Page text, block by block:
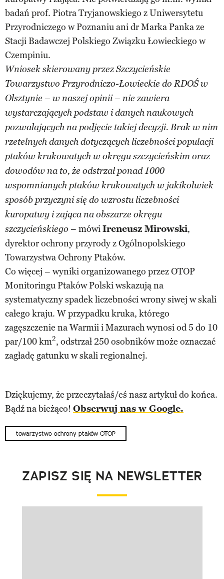
badań prof. Piotra Tryjanowskiego z Uniwersytetu
Przyrodniczego w Poznaniu ani dr Marka Panka ze
Stacji Badawczej Polskiego Związku Łowieckiego w
Czempiniu.
Wniosek skierowany przez Szczycieńskie
Towarzystwo Przyrodniczo-Łowieckie do RDOŚ w
Olsztynie – w naszej opinii – nie zawiera
wystarczających podstaw i danych naukowych
pozwalających na podjęcie takiej decyzji. Brak w nim
rzetelnych danych dotyczących liczebności populacji
ptaków krukowatych w okręgu szczycieńskim oraz
dowodów na to, że odstrzał ponad 1000
wspomnianych ptaków krukowatych w jakikolwiek
sposób przyczyni się do wzrostu liczebności
kuropatwy i zająca na obszarze okręgu
szczycieńskiego – mówiIreneusz Mirowski,
dyrektor ochrony przyrody z Ogólnopolskiego
Towarzystwa Ochrony Ptaków.
Co więcej – wyniki organizowanego przez OTOP
Monitoringu Ptaków Polski wskazują na
systematyczny spadek liczebności wrony siwej w skali
całego kraju. W przypadku kruka, którego
zagęszczenie na Warmii i Mazurach wynosi od 5 do 10
par/100 km2, odstrzał 250 osobników może oznaczać
zagładę gatunku w skali regionalnej.
Dziękujemy, że przeczytałaś/eś nasz artykuł do końca.
Bądź na bieżąco! Obserwuj nas w Google.
towarzystwo ochrony ptaków OTOP
ZAPISZ SIĘ NA NEWSLETTER